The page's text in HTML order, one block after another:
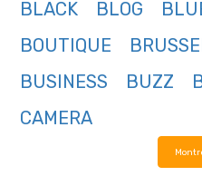
BLACK
BLOG
BOUTIQUE
BUSINESS
BUZZ
CAMERA